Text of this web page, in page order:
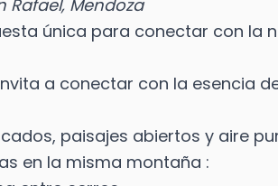
Rafael, Mendoza
única para conectar con la
a conectar con la esencia
paisajes abiertos y aire
en la misma montaña :